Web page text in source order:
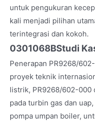
untuk pengukuran
kali menjadi pilihan
terintegrasi dan kokoh.
0301068BStudi
Penerapan PR9268/
proyek teknik
listrik, PR9268/602-000
pada turbin gas dan
pompa umpan boiler,